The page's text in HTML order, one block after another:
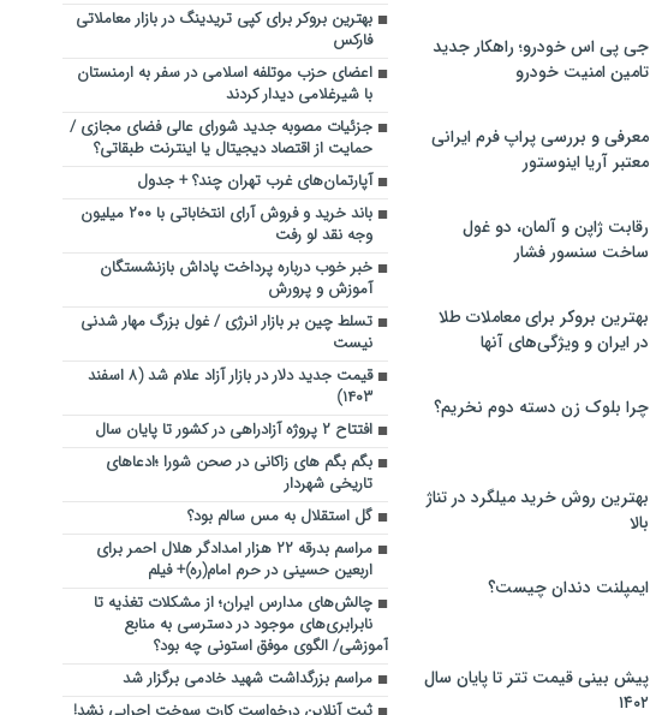
جی پی اس خودرو؛ راهکار جدید
تامین امنیت خودرو
معرفی و بررسی پراپ فرم ایرانی
معتبر آریا اینوستور
رقابت ژاپن و آلمان، دو غول
ساخت سنسور فشار
بهترین بروکر برای معاملات طلا
در ایران و ویژگی‌های آنها
چرا بلوک زن دسته دوم نخریم؟
بهترین روش خرید میلگرد در تناژ
بالا
ایمپلنت دندان چیست؟
پیش بینی قیمت تتر تا پایان سال
۱۴۰۲
بهترین بروکر برای کپی‌ تریدینگ در بازار معاملاتی
فارکس
اعضای حزب موتلفه اسلامی در سفر به ارمنستان
با شیرغلامی دیدار کردند
جزئیات مصوبه جدید شورای عالی فضای مجازی /
حمایت از اقتصاد دیجیتال یا اینترنت طبقاتی؟
آپارتمان‌های غرب تهران چند؟ + جدول
باند خرید و فروش آرای انتخاباتی با ۲۰۰ میلیون
وجه نقد لو رفت
خبر خوب درباره پرداخت پاداش بازنشستگان
آموزش و پرورش
تسلط چین بر بازار انرژی / غول بزرگ مهار شدنی
نیست
قیمت جدید دلار در بازار آزاد علام شد (۸ اسفند
۱۴۰۳)
افتتاح ۲ پروژه آزادراهی در کشور تا پایان سال
بگم بگم های زاکانی در صحن شورا ؛ادعاهای
تاریخی شهردار
گل استقلال به مس سالم بود؟
مراسم بدرقه ۲۲ هزار امدادگر هلال احمر برای
اربعین حسینی در حرم امام(ره)+ فیلم
چالش‌های مدارس ایران؛ از مشکلات تغذیه تا
نابرابری‌های موجود در دسترسی به منابع
آموزشی/ الگوی موفق استونی چه بود؟
مراسم بزرگداشت شهید خادمی برگزار شد